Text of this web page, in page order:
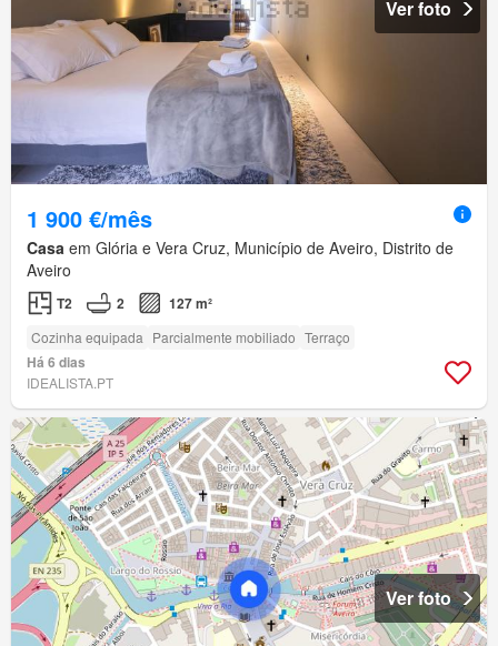
Ver foto
1 900 €/mês
Casa em Glória e Vera Cruz, Município de Aveiro, Distrito de
Aveiro
T2 2 127 m²
Cozinha equipada Parcialmente mobiliado Terraço
Há 6 dias
IDEALISTA.PT
Ver foto